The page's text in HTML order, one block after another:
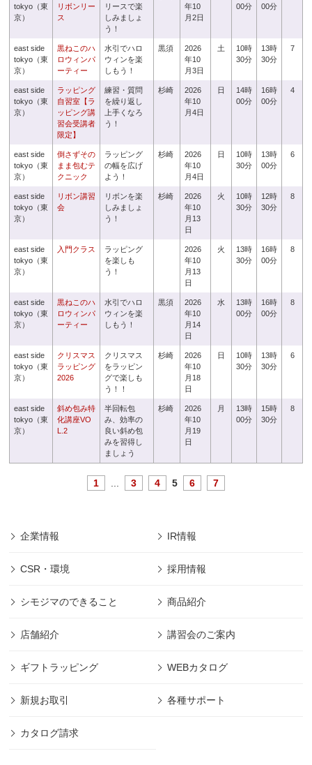
tokyo（東
京）
リボンリー
ス
リースで楽
しみましょ
う！
年10
月2日
00分
00分
east side
tokyo（東
京）
黒ねこのハ
ロウィンパ
ーティー
水引でハロ
ウィンを楽
しもう！
黒須
2026
年10
月3日
土
10時
30分
13時
30分
7
east side
tokyo（東
京）
ラッピング
自習室【ラ
ッピング講
習会受講者
限定】
練習・質問
を繰り返し
上手くなろ
う！
杉崎
2026
年10
月4日
日
14時
00分
16時
00分
4
east side
tokyo（東
京）
倒さずその
まま包むテ
クニック
ラッピング
の幅を広げ
よう！
杉崎
2026
年10
月4日
日
10時
30分
13時
00分
6
east side
tokyo（東
京）
リボン講習
会
リボンを楽
しみましょ
う！
杉崎
2026
年10
月13
日
火
10時
30分
12時
30分
8
east side
tokyo（東
京）
入門クラス
ラッピング
を楽しも
う！
2026
年10
月13
日
火
13時
30分
16時
00分
8
east side
tokyo（東
京）
黒ねこのハ
ロウィンパ
ーティー
水引でハロ
ウィンを楽
しもう！
黒須
2026
年10
月14
日
水
13時
00分
16時
00分
8
east side
tokyo（東
京）
クリスマス
ラッピング
2026
クリスマス
をラッピン
グで楽しも
う！！
杉崎
2026
年10
月18
日
日
10時
30分
13時
30分
6
east side
tokyo（東
京）
斜め包み特
化講座VO
L.2
半回転包
み、効率の
良い斜め包
みを習得し
ましょう
杉崎
2026
年10
月19
日
月
13時
00分
15時
30分
8
1 3 4 5 6 7
企業情報 IR情報
CSR・環境 採用情報
シモジマのできること 商品紹介
店舗紹介 講習会のご案内
ギフトラッピング WEBカタログ
新規お取引 各種サポート
カタログ請求